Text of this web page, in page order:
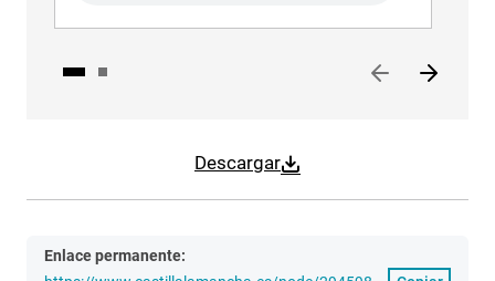
Descargar
Enlace permanente: